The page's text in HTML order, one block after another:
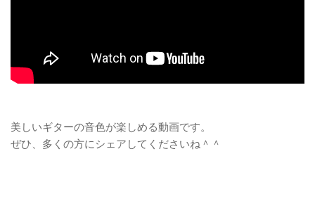
美しいギターの音色が楽しめる動画です。
ぜひ、多くの方にシェアしてくださいね＾＾